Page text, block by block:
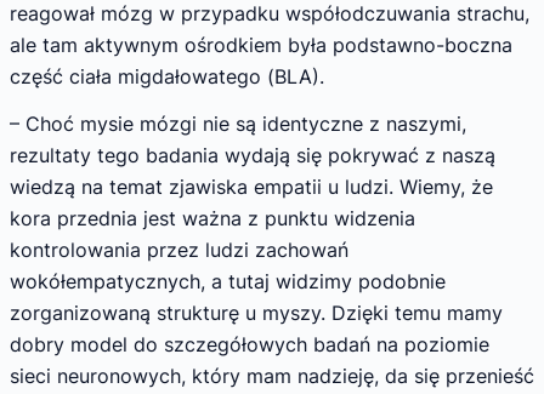
reagował mózg w przypadku współodczuwania strachu,
ale tam aktywnym ośrodkiem była podstawno-boczna
część ciała migdałowatego (BLA).
– Choć mysie mózgi nie są identyczne z naszymi,
rezultaty tego badania wydają się pokrywać z naszą
wiedzą na temat zjawiska empatii u ludzi. Wiemy, że
kora przednia jest ważna z punktu widzenia
kontrolowania przez ludzi zachowań
wokółempatycznych, a tutaj widzimy podobnie
zorganizowaną strukturę u myszy. Dzięki temu mamy
dobry model do szczegółowych badań na poziomie
sieci neuronowych, który mam nadzieję, da się przenieść